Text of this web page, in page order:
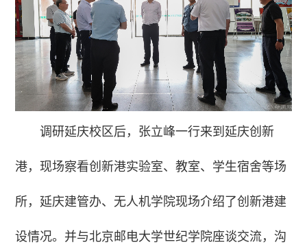
调研延庆校区后，张立峰一行来到延庆创新
港，现场察看创新港实验室、教室、学生宿舍等场
所，延庆建管办、无人机学院现场介绍了创新港建
设情况。并与北京邮电大学世纪学院座谈交流，沟